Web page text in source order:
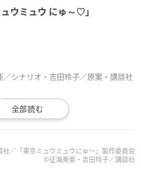
ウミュウ にゅ～♡」
／シナリオ・吉田玲子／原案・講談社
石野聡
め太カンパニー×グラフィニカ
／「東京ミュウミュウにゅ～」製作委員会
©︎征海美亜・吉田玲子／講談社